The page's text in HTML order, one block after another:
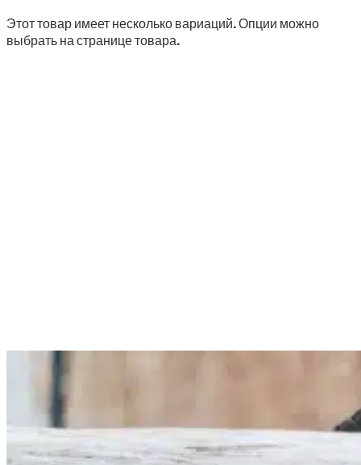
Этот товар имеет несколько вариаций. Опции можно
выбрать на странице товара.